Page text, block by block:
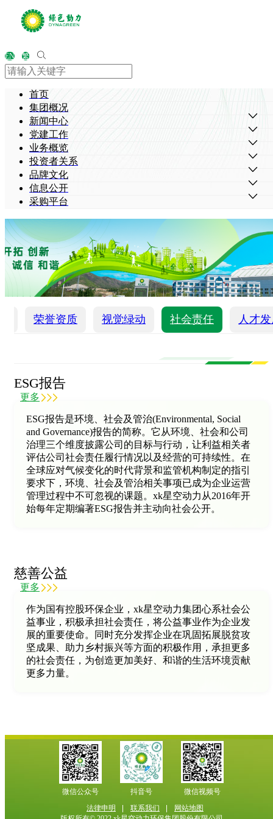
EN 繁
首页
集团概况
新闻中心
党建工作
业务概览
投资者关系
品牌文化
信息公开
采购平台
荣誉资质 视觉绿动 社会责任 人才
ESG报告
更多
ESG报告是环境、社会及管治(Environmental, Social
and Governance)报告的简称。它从环境、社会和公司
治理三个维度披露公司的目标与行动，让利益相关者
评估公司社会责任履行情况以及经营的可持续性。在
全球应对气候变化的时代背景和监管机构制定的指引
要求下，环境、社会及管治相关事项已成为企业运营
管理过程中不可忽视的课题。xk星空动力从2016年开
始每年定期编著ESG报告并主动向社会公开。
慈善公益
更多
作为国有控股环保企业，xk星空动力集团心系社会公
益事业，积极承担社会责任，将公益事业作为企业发
展的重要使命。同时充分发挥企业在巩固拓展脱贫攻
坚成果、助力乡村振兴等方面的积极作用，承担更多
的社会责任，为创造更加美好、和谐的生活环境贡献
更多力量。
微信公众号 抖音号
微信视频号
法律申明
联系我们
网站地图